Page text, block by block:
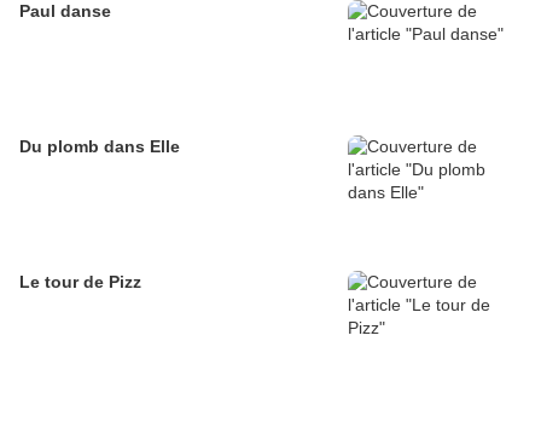
Paul danse
Du plomb dans Elle
Le tour de Pizz